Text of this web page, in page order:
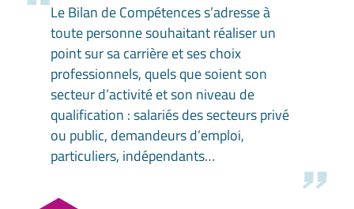
Le Bilan de Compétences s’adresse à
toute personne souhaitant réaliser un
point sur sa carrière et ses choix
professionnels, quels que soient son
secteur d’activité et son niveau de
qualification : salariés des secteurs privé
ou public, demandeurs d’emploi,
particuliers, indépendants…